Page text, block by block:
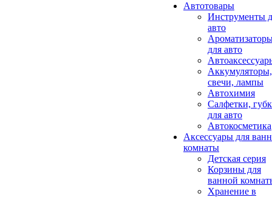
Автотовары
Инструменты
авто
для авто
Аккумуляторы,
свечи, лампы
Автохимия
Салфетки,
для авто
Автокосметика
Аксессуары для
комнаты
Детская серия
Корзины для
ванной
Хранение в